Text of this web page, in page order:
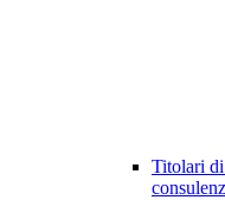
Titolari